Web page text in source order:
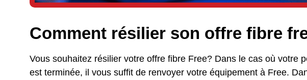
Comment résilier son offre fibre
Vous souhaitez résilier votre offre fibre Free? Dans le cas où votre
est terminée, il vous suffit de renvoyer votre équipement à Free.